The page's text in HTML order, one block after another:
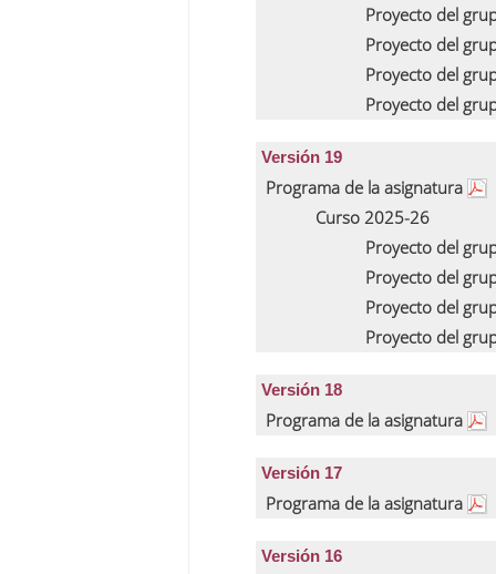
Proyecto del
Proyecto del
Proyecto del
Proyecto del
Versión 19
Programa de la asignatura
Curso 2025-26
Proyecto del
Proyecto del
Proyecto del
Proyecto del
Versión 18
Programa de la asignatura
Versión 17
Programa de la asignatura
Versión 16